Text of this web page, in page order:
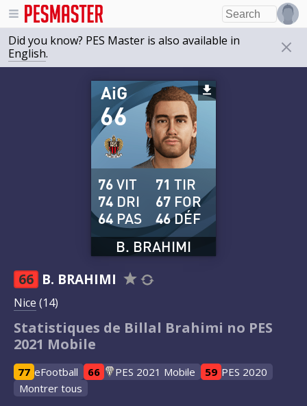
Did you know? PES Master is also available in
English.
66
AiG
B. BRAHIMI
76VIT
74 DRI
64 PAS
71 TIR
67 FOR
46DÉF
66 B. BRAHIMI
Nice (14)
Statistiques de Billal Brahimi no PES
2021 Mobile
77 eFootball 66 PES 2021 Mobile 59 PES 2020
Montrer tous